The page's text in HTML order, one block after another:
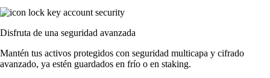
Disfruta de una seguridad avanzada
Mantén tus activos protegidos con seguridad multicapa y cifrado
avanzado, ya estén guardados en frío o en staking.